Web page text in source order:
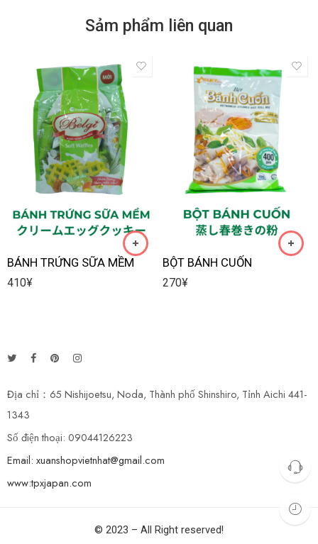
Sảm phẩm liên quan
BÁNH TRỨNG SỮA MỀM
410¥
BỘT BÁNH CUỐN
270¥
Địa chỉ：65 Nishijoetsu, Noda, Thành phố Shinshiro, Tỉnh Aichi 441-
1343
Số điện thoại: 09044126223
Email: xuanshopvietnhat@gmail.com
www:tpxjapan.com
© 2023 – All Right reserved!